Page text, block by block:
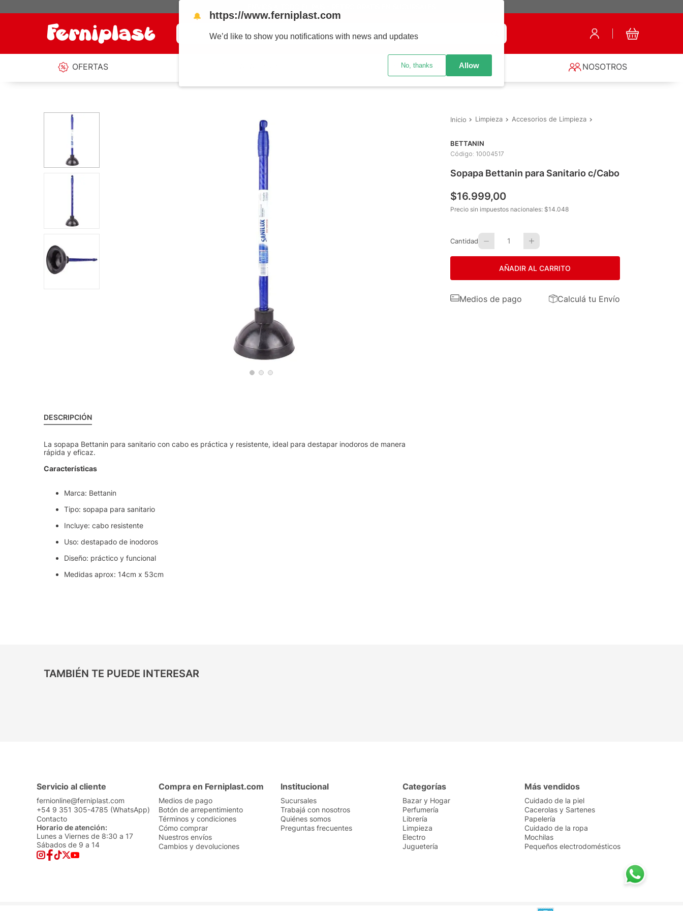
¿Qué estás buscando?
OFERTAS SUCURSALES NOSOTROS
DESCRIPCIÓN
La sopapa Bettanin para sanitario con cabo es práctica y resistente, ideal para destapar inodoros de manera
rápida y eficaz.
Características
Marca: Bettanin
Tipo: sopapa para sanitario
Incluye: cabo resistente
Uso: destapado de inodoros
Diseño: práctico y funcional
Medidas aprox: 14cm x 53cm
Limpieza Accesorios de Limpieza
BETTANIN
Código: 10004517
Sopapa Bettanin para Sanitario c/Cabo
$16.999,00
Precio sin impuestos nacionales: $14.048
Cantidad 1
AÑADIR AL CARRITO
Medios de pago Calculá tu Envío
TAMBIÉN TE PUEDE INTERESAR
Servicio al cliente
fernionline@ferniplast.com
+54 9 351 305-4785 (WhatsApp)
Contacto
Horario de atención:
Lunes a Viernes de 8:30 a 17
Sábados de 9 a 14
Compra en Ferniplast.com
Medios de pago
Botón de arrepentimiento
Términos y condiciones
Cómo comprar
Nuestros envíos
Cambios y devoluciones
Institucional
Sucursales
Trabajá con nosotros
Quiénes somos
Preguntas frecuentes
Categorías
Bazar y Hogar
Perfumería
Librería
Limpieza
Electro
Juguetería
Más vendidos
Cuidado de la piel
Cacerolas y Sartenes
Papelería
Cuidado de la ropa
Mochilas
Pequeños electrodomésticos
🔔 https://www.ferniplast.com
We’d like to show you notifications with news and updates
No, thanks Allow